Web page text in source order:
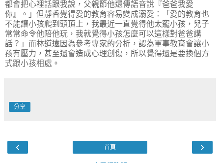
都會把心裡話跟我說，父親節他還傳語音說『爸爸我愛
你』。」但靜香覺得愛的教育容易變成溺愛：「愛的教育也
不能讓小孩爬到頭頂上，我最近一直覺得他太寵小孩，兒子
常常命令他陪他玩，我就覺得小孩怎麼可以這樣對爸爸講
話？」而林道遠因為參考專家的分析，認為軍事教育會讓小
孩有壓力，甚至還會造成心理創傷，所以覺得還是要換個方
式跟小孩相處。
分享
‹ ›
首頁